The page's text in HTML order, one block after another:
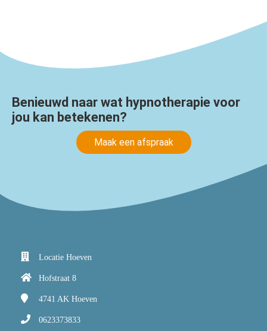
Benieuwd naar wat hypnotherapie voor
jou kan betekenen?
Maak een afspraak
Locatie Hoeven
Hofstraat 8
4741 AK Hoeven
0623373833